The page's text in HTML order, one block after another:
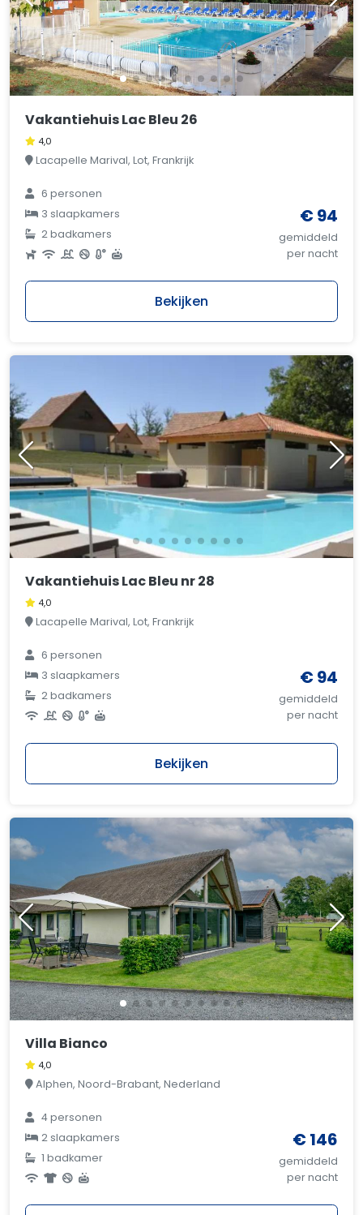
Vakantiehuis Lac Bleu 26
4,0
Lacapelle Marival, Lot, Frankrijk
6 personen
3 slaapkamers
2 badkamers
€ 94
gemiddeld
per nacht
Bekijken
Vakantiehuis Lac Bleu nr 28
4,0
Lacapelle Marival, Lot, Frankrijk
6 personen
3 slaapkamers
2 badkamers
€ 94
gemiddeld
per nacht
Bekijken
Villa Bianco
4,0
Alphen, Noord-Brabant, Nederland
4 personen
2 slaapkamers
1 badkamer
€ 146
gemiddeld
per nacht